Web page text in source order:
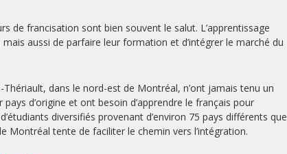
de francisation sont bien souvent le salut. L’apprentissage
aussi de parfaire leur formation et d’intégrer le marché du
dans le nord-est de Montréal, n’ont jamais tenu un
d’origine et ont besoin d’apprendre le français pour
diversifiés provenant d’environ 75 pays différents que
Montréal tente de faciliter le chemin vers l’intégration.